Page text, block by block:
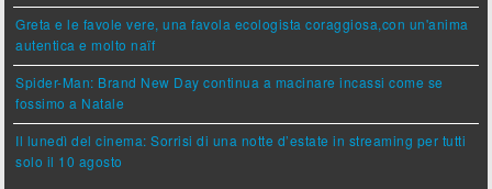
Greta e le favole vere, una favola ecologista coraggiosa,con un'anima
autentica e molto naïf
Spider-Man: Brand New Day continua a macinare incassi come se
fossimo a Natale
Il lunedì del cinema: Sorrisi di una notte d’estate in streaming per tutti
solo il 10 agosto